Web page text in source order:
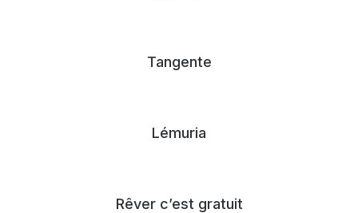
Tangente
Lémuria
Rêver c’est gratuit